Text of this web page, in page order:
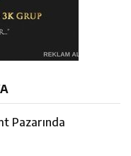
Pazarında